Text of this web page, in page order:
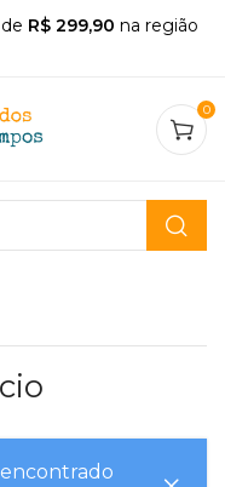
R$ 299,90 na região
0